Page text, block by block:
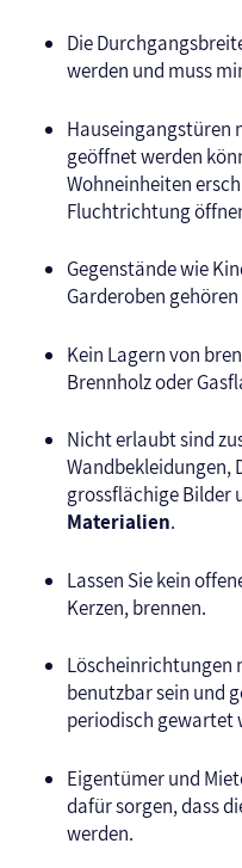
Die
werden und muss
Hauseingangstüren
geöffnet werden
Wohneinheiten
Fluchtrichtung
Gegenstände wie
Garderoben
Kein Lagern von
Brennholz oder
Nicht erlaubt sind
Wandbekleidungen,
grossflächige Bilder
Materialien.
Lassen Sie kein
Kerzen, brennen.
Löscheinrichtungen
benutzbar sein und
periodisch gewartet
Eigentümer und
dafür sorgen, dass
werden.